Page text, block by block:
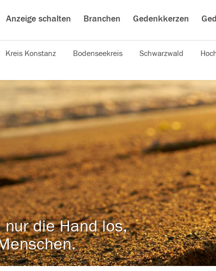
Anzeige schalten Branchen Gedenkkerzen
Kreis Konstanz Bodenseekreis Schwarzwald
die Hand los,